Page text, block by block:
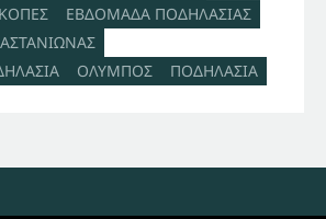
ΕΒΔΟΜΑΔΑ ΠΟΔΗΛΑΣΙΑΣ
ΟΛΥΜΠΟΣ ΠΟΔΗΛΑΣΙΑ